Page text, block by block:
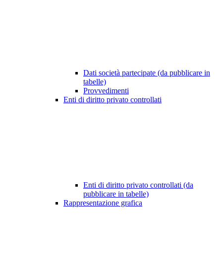
Dati società partecipate (da pubblicare in
tabelle)
Provvedimenti
Enti di diritto privato controllati
Enti di diritto privato controllati (da
pubblicare in tabelle)
Rappresentazione grafica